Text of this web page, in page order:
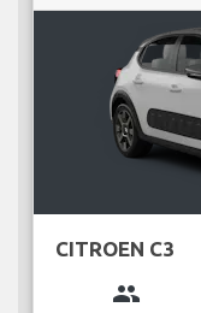
CITROEN C3
group